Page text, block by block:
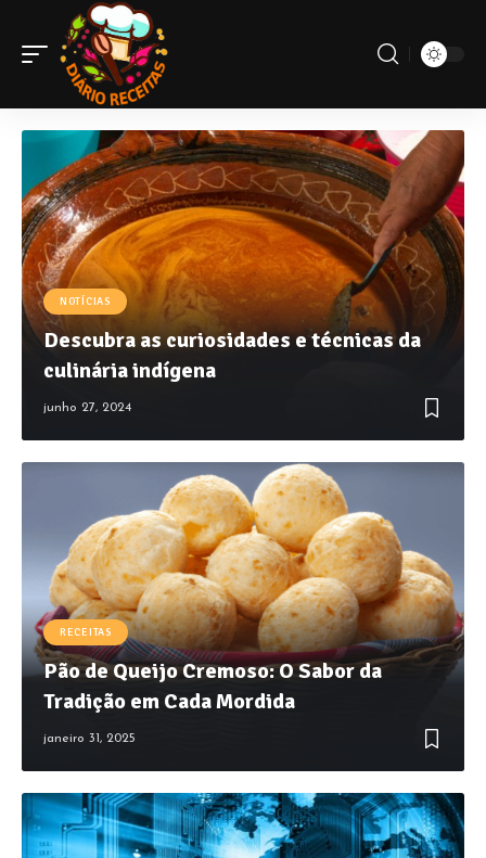
NOTÍCIAS
Descubra as curiosidades e técnicas da
culinária indígena
junho 27, 2024
RECEITAS
Pão de Queijo Cremoso: O Sabor da
Tradição em Cada Mordida
janeiro 31, 2025